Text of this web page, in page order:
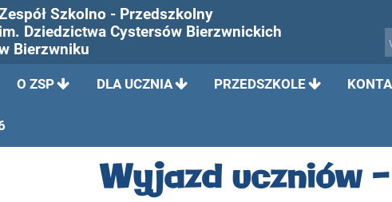
Szkolno - Przedszkolny
im. Dziedzictwa Cystersów Bierzwnickich
Bierzwniku
O ZSP DLA UCZNIA PRZEDSZKOLE
Wyjazd uczniów